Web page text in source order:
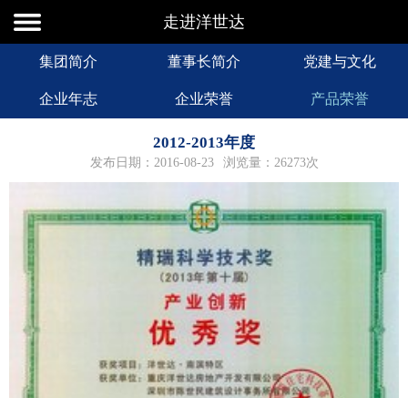
走进洋世达
集团简介 董事长简介 党建与文化
企业年志 企业荣誉 产品荣誉
2012-2013年度
发布日期：2016-08-23 浏览量：26273次